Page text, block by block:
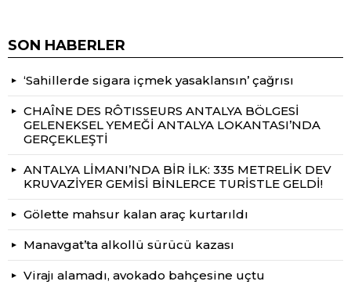
SON HABERLER
‘Sahillerde sigara içmek yasaklansın’ çağrısı
CHAÎNE DES RÔTISSEURS ANTALYA BÖLGESİ
GELENEKSEL YEMEĞİ ANTALYA LOKANTASI’NDA
GERÇEKLEŞTİ
ANTALYA LİMANI’NDA BİR İLK: 335 METRELİK DEV
KRUVAZİYER GEMİSİ BİNLERCE TURİSTLE GELDİ!
Gölette mahsur kalan araç kurtarıldı
Manavgat’ta alkollü sürücü kazası
Virajı alamadı, avokado bahçesine uçtu